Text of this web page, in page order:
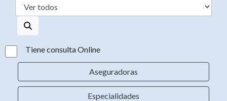
Tiene consulta Online
Aseguradoras
Especialidades